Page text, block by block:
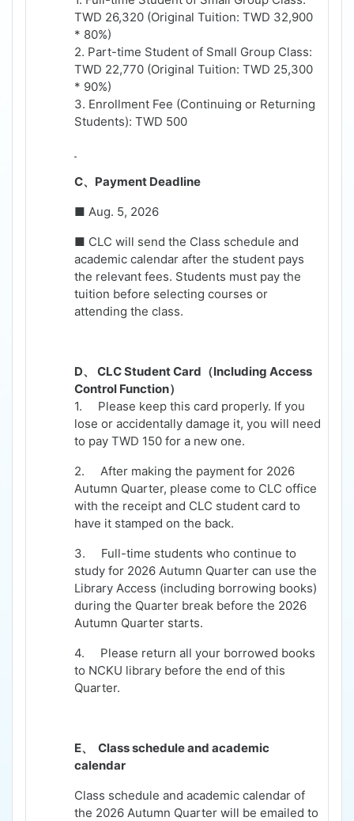
TWD 26,320 (Original Tuition: TWD 32,900
* 80%)
2. Part-time Student of Small Group Class:
TWD 22,770 (Original Tuition: TWD 25,300
* 90%)
3. Enrollment Fee (Continuing or Returning
Students): TWD 500
C、 Payment Deadline
■ Aug. 5, 2026
■ CLC will send the Class schedule and
academic calendar after the student pays
the relevant fees. Students must pay the
tuition before selecting courses or
attending the class.
D、 CLC Student Card （Including Access
Control Function）
1. Please keep this card properly. If you
lose or accidentally damage it, you will need
to pay TWD 150 for a new one.
2. After making the payment for 2026
Autumn Quarter, please come to CLC office
with the receipt and CLC student card to
have it stamped on the back.
3. Full-time students who continue to
study for 2026 Autumn Quarter can use the
Library Access (including borrowing books)
during the Quarter break before the 2026
Autumn Quarter starts.
4. Please return all your borrowed books
to NCKU library before the end of this
Quarter.
E、 Class schedule and academic
calendar
Class schedule and academic calendar of
the 2026 Autumn Quarter will be emailed to